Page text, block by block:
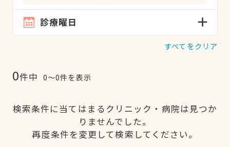
診療曜日
すべてをクリア
0件中 0〜0件を表示
検索条件に当てはまるクリニック・病院は見つか
りませんでした。
再度条件を変更して検索してください。